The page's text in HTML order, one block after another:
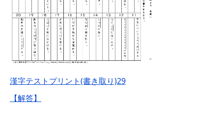
漢字テストプリント(書き取り)29
【解答】